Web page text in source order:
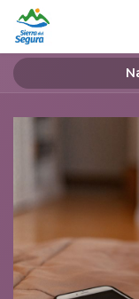
Ir al contenido